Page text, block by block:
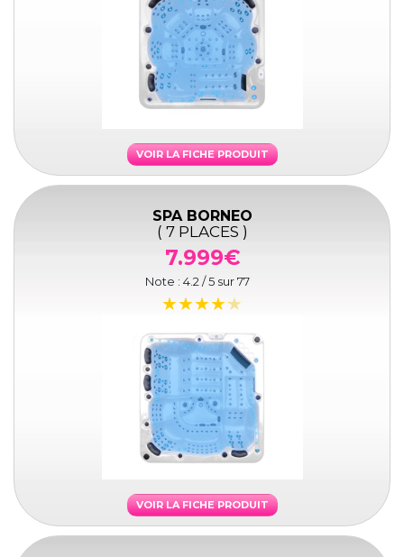
VOIR LA FICHE PRODUIT
SPA BORNEO
( 7 PLACES )
7.999€
Note : 4.2 / 5 sur77
VOIR LA FICHE PRODUIT